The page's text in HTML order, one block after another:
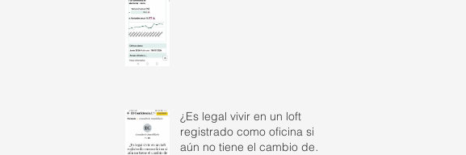
¿Es legal vivir en un loft
registrado como oficina si
aún no tiene el cambio de